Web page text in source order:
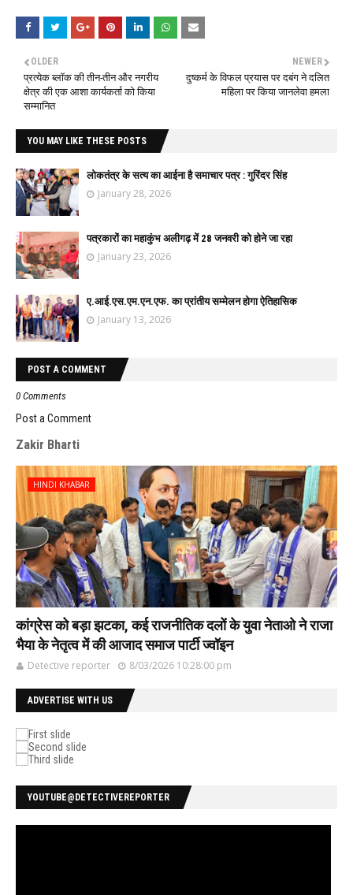
NEWER
दुष्कर्म के विफल प्रयास पर दबंग ने दलित
महिला पर किया जानलेवा हमला
OLDER
प्रत्येक ब्लॉक की तीन-तीन और नगरीय
क्षेत्र की एक आशा कार्यकर्ता को किया
सम्मानित
YOU MAY LIKE THESE POSTS
लोकतंत्र के सत्य का आईना है समाचार पत्र : गुरिंदर सिंह
January 28, 2026
पत्रकारों का महाकुंभ अलीगढ़ में 28 जनवरी को होने जा रहा
January 23, 2026
ए.आई.एस.एम.एन.एफ. का प्रांतीय सम्मेलन होगा ऐतिहासिक
January 13, 2026
POST A COMMENT
0 Comments
Post a Comment
Zakir Bharti
HINDI KHABAR
कांग्रेस को बड़ा झटका, कई राजनीतिक दलों के युवा नेताओ ने राजा
भैया के नेतृत्व में की आजाद समाज पार्टी ज्वॉइन
Detective reporter 8/03/2026 10:28:00 pm
ADVERTISE WITH US
YOUTUBE@DETECTIVEREPORTER